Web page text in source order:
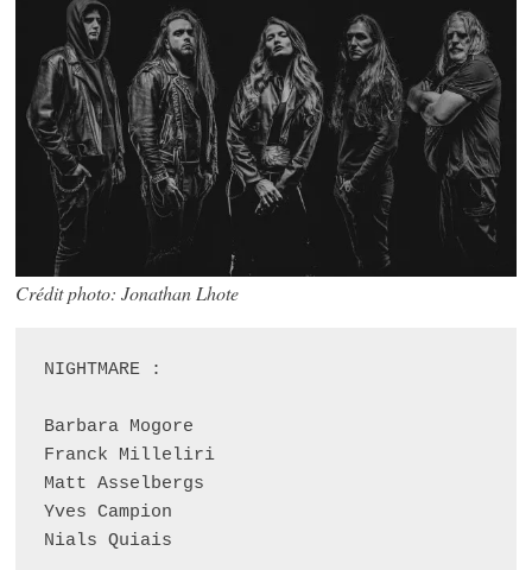
Crédit photo: Jonathan Lhote
NIGHTMARE :
Barbara Mogore
Franck Milleliri
Matt Asselbergs
Yves Campion
Nials Quiais